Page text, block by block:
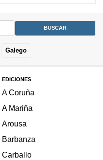
Galego
EDICIONES
A Coruña
A Mariña
Arousa
Barbanza
Carballo